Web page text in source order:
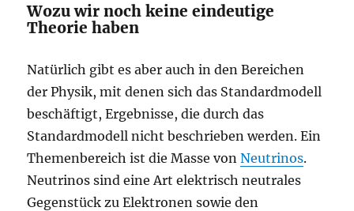
Wozu wir noch keine eindeutige
Theorie haben
Natürlich gibt es aber auch in den Bereichen
der Physik, mit denen sich das Standardmodell
beschäftigt, Ergebnisse, die durch das
Standardmodell nicht beschrieben werden. Ein
Themenbereich ist die Masse vonNeutrinos.
Neutrinos sind eine Art elektrisch neutrales
Gegenstück zu Elektronen sowie den